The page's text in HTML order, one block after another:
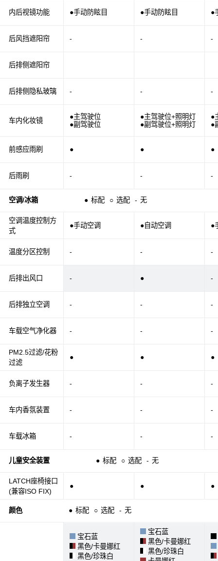
内后视镜功能
后风挡遮阳帘
后排侧遮阳帘
后排侧隐私玻璃
车内化妆镜
前感应雨刷
后雨刷
空调/冰箱 ● 标配 ○ 选配 - 无
空调温度控制方
式
温度分区控制
后排出风口
后排独立空调
车载空气净化器
PM2.5过滤/花粉
过滤
负离子发生器
车内香氛装置
车载冰箱
儿童安全装置 ● 标配 ○ 选配 - 无
LATCH座椅接口
(兼容ISO FIX)
颜色 ● 标配 ○ 选配 - 无
●手动防眩目 ●手动防眩目 ●
- - -
- - -
●主驾驶位
●副驾驶位
●主驾驶位+照明灯
●副驾驶位+照明灯
●
●
● ● ●
- - -
●手动空调 ●自动空调 ●
- - -
- ● -
- - -
- - -
● ● ●
- - -
- - -
- - -
● ● ●
宝石蓝
黑色/卡曼娜红
黑色/珍珠白
宝石蓝
黑色/卡曼娜红
黑色/珍珠白